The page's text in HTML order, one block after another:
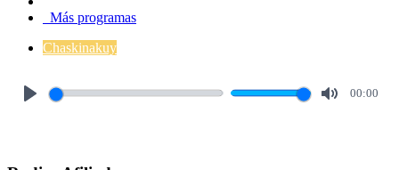
Más programas
Chaskinakuy
00:00